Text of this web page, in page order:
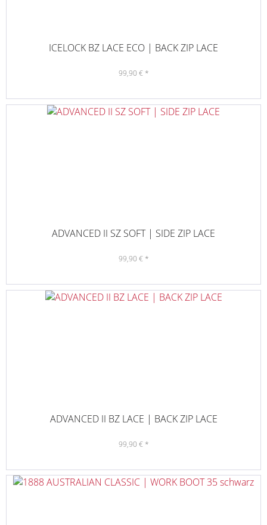
ICELOCK BZ LACE ECO | BACK ZIP LACE
99,90 € *
ADVANCED II SZ SOFT | SIDE ZIP LACE
99,90 € *
ADVANCED II BZ LACE | BACK ZIP LACE
99,90 € *